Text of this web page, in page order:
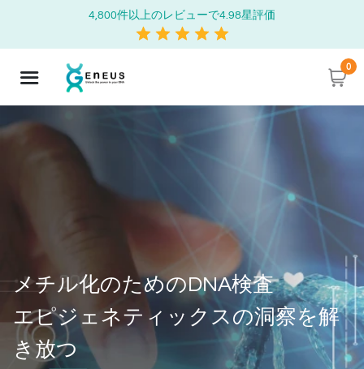
4,800件以上のレビューで4.98星評価
0
メチル化のためのDNA検査
エピジェネティックスの洞察を解
き放つ